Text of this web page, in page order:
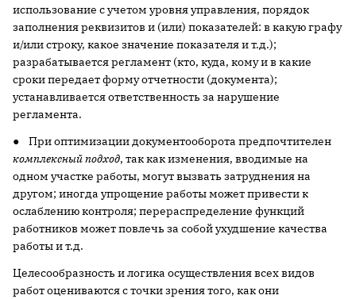
использование с учетом уровня управления, порядок
заполнения реквизитов и (или) показателей: в какую графу
и/или строку, какое значение показателя и т.д.);
разрабатывается регламент (кто, куда, кому и в какие
сроки передает форму отчетности (документа);
устанавливается ответственность за нарушение
регламента.
● При оптимизации документооборота предпочтителен
комплексный подход, так как изменения, вводимые на
одном участке работы, могут вызвать затруднения на
другом; иногда упрощение работы может привести к
ослаблению контроля; перераспределение функций
работников может повлечь за собой ухудшение качества
работы и т.д.
Целесообразность и логика осуществления всех видов
работ оцениваются с точки зрения того, как они